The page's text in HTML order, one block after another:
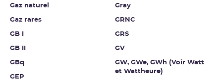
Gaz naturel
Gaz rares
GB I
GB II
GBq
GEP
Gray
GRNC
GRS
GV
GW, GWe, GWh (Voir Watt
et Wattheure)